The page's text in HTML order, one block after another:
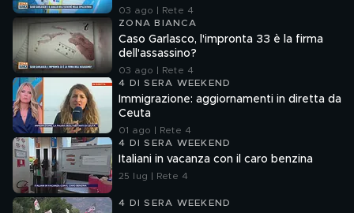
03 ago | Rete 4
ZONA BIANCA
Caso Garlasco, l'impronta 33 è la firma
dell'assassino?
03 ago | Rete 4
4 DI SERA WEEKEND
Immigrazione: aggiornamenti in diretta da
Ceuta
01 ago | Rete 4
4 DI SERA WEEKEND
Italiani in vacanza con il caro benzina
25 lug | Rete 4
4 DI SERA WEEKEND